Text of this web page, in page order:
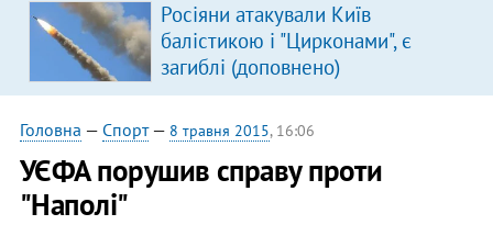
Росіяни атакували Київ
балістикою і "Цирконами", є
загиблі (доповнено)
Головна — Спорт— 8 травня 2015, 16:06
УЄФА порушив справу проти
"Наполі"